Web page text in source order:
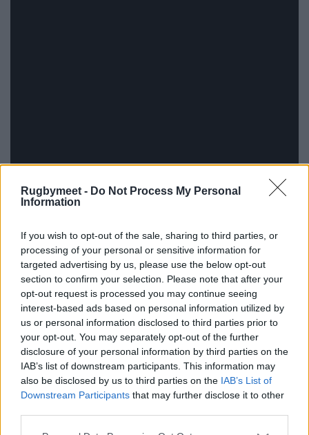
Rugbymeet - Do Not Process My Personal
Information
If you wish to opt-out of the sale, sharing to third parties, or
processing of your personal or sensitive information for
targeted advertising by us, please use the below opt-out
section to confirm your selection. Please note that after your
opt-out request is processed you may continue seeing
interest-based ads based on personal information utilized by
us or personal information disclosed to third parties prior to
your opt-out. You may separately opt-out of the further
disclosure of your personal information by third parties on the
IAB’s list of downstream participants. This information may
also be disclosed by us to third parties on the IAB’s List of
Downstream Participants that may further disclose it to other